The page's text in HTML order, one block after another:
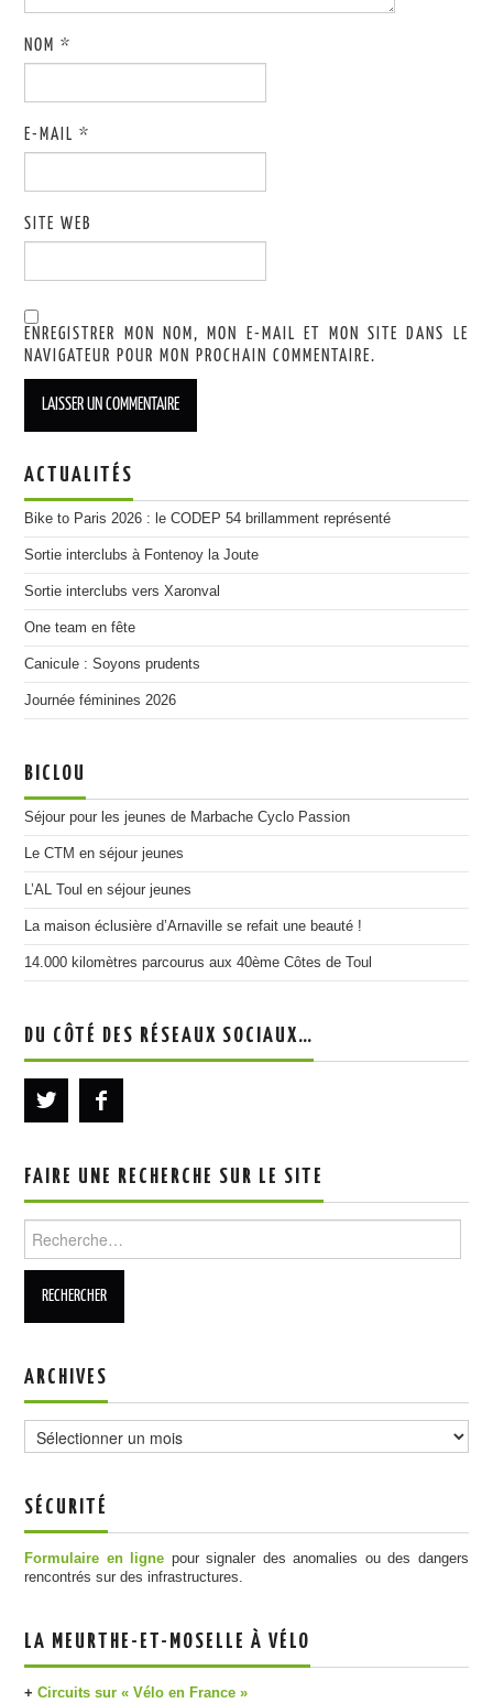
NOM*
E-MAIL*
SITE WEB
ENREGISTRER MON NOM, MON E-MAIL ET MON SITE DANS LE
NAVIGATEUR POUR MON PROCHAIN COMMENTAIRE.
ACTUALITÉS
Bike to Paris 2026 : le CODEP 54 brillamment représenté
Sortie interclubs à Fontenoy la Joute
Sortie interclubs vers Xaronval
One team en fête
Canicule : Soyons prudents
Journée féminines 2026
BICLOU
Séjour pour les jeunes de Marbache Cyclo Passion
Le CTM en séjour jeunes
L’AL Toul en séjour jeunes
La maison éclusière d’Arnaville se refait une beauté !
14.000 kilomètres parcourus aux 40ème Côtes de Toul
DU CÔTÉ DES RÉSEAUX SOCIAUX…
FAIRE UNE RECHERCHE SUR LE SITE
ARCHIVES
SÉCURITÉ
Formulaire en ligne pour signaler des anomalies ou des dangers
rencontrés sur des infrastructures.
LA MEURTHE-ET-MOSELLE À VÉLO
+Circuits sur « Vélo en France »